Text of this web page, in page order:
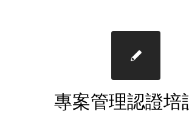
專案管理認證培